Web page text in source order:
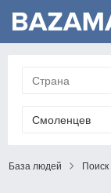
База людей